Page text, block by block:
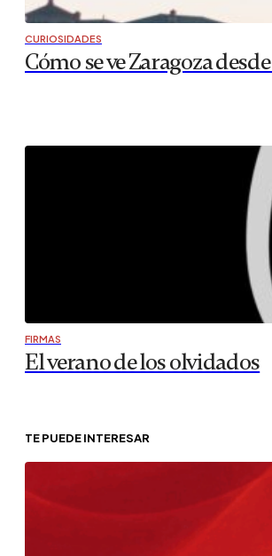
CURIOSIDADES
Cómo se ve Zaragoza
FIRMAS
El verano de los olvidados
TE PUEDE INTERESAR